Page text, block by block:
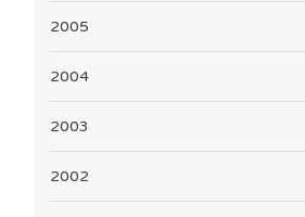
2005
2004
2003
2002